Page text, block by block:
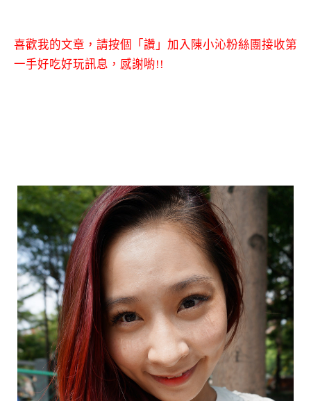
喜歡我的文章，請按個「讚」加入陳小沁粉絲團接收第
一手好吃好玩訊息，感謝喲!!